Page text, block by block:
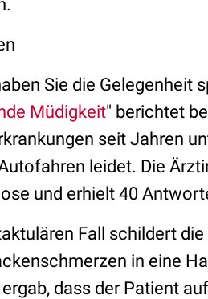
Sie die Gelegenheit
Müdigkeit" berichtet
seit Jahren
leidet. Die
und erhielt 40
Fall schildert die
in eine
dass der Patient